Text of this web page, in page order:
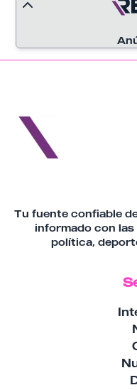
Tu fuente confiable
informado con
política,